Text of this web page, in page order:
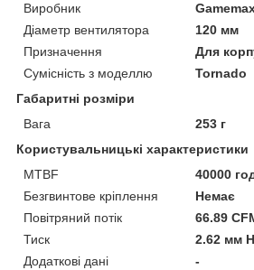
Виробник
Діаметр вентилятора
120 мм
Призначення
Для
Сумісність з моделлю
Tornado
Габаритні розміри
Вага
253 г
Користувальницькі характеристики
MTBF
40000
Безгвинтове кріплення
Немає
Повітряний потік
66.89
Тиск
2.62 мм
Додаткові дані
-